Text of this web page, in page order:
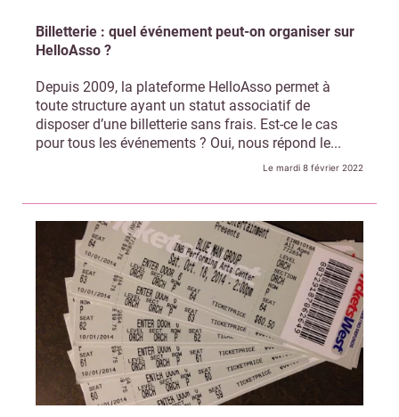
Billetterie : quel événement peut-on organiser sur
HelloAsso ?
Depuis 2009, la plateforme HelloAsso permet à
toute structure ayant un statut associatif de
disposer d’une billetterie sans frais. Est-ce le cas
pour tous les événements ? Oui, nous répond le...
Le mardi 8 février 2022